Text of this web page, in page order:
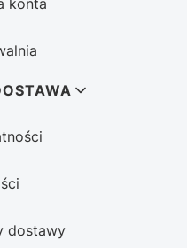
konta
dostawy